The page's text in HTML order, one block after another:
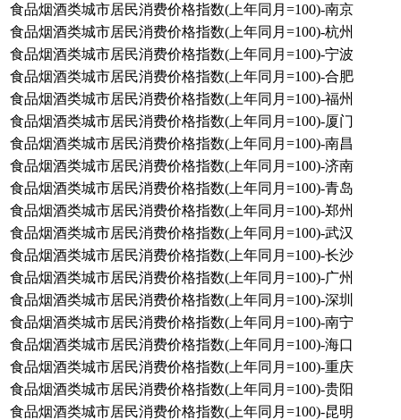
食品烟酒类城市居民消费价格指数(上年同月=100)-南京
食品烟酒类城市居民消费价格指数(上年同月=100)-杭州
食品烟酒类城市居民消费价格指数(上年同月=100)-宁波
食品烟酒类城市居民消费价格指数(上年同月=100)-合肥
食品烟酒类城市居民消费价格指数(上年同月=100)-福州
食品烟酒类城市居民消费价格指数(上年同月=100)-厦门
食品烟酒类城市居民消费价格指数(上年同月=100)-南昌
食品烟酒类城市居民消费价格指数(上年同月=100)-济南
食品烟酒类城市居民消费价格指数(上年同月=100)-青岛
食品烟酒类城市居民消费价格指数(上年同月=100)-郑州
食品烟酒类城市居民消费价格指数(上年同月=100)-武汉
食品烟酒类城市居民消费价格指数(上年同月=100)-长沙
食品烟酒类城市居民消费价格指数(上年同月=100)-广州
食品烟酒类城市居民消费价格指数(上年同月=100)-深圳
食品烟酒类城市居民消费价格指数(上年同月=100)-南宁
食品烟酒类城市居民消费价格指数(上年同月=100)-海口
食品烟酒类城市居民消费价格指数(上年同月=100)-重庆
食品烟酒类城市居民消费价格指数(上年同月=100)-贵阳
食品烟酒类城市居民消费价格指数(上年同月=100)-昆明